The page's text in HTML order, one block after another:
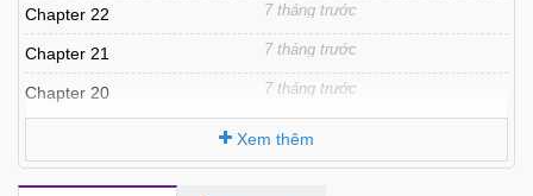
Chapter 22 7 tháng trước
Chapter 21 7 tháng trước
Chapter 20 7 tháng trước
Chapter 18 7 tháng trước
Xem thêm